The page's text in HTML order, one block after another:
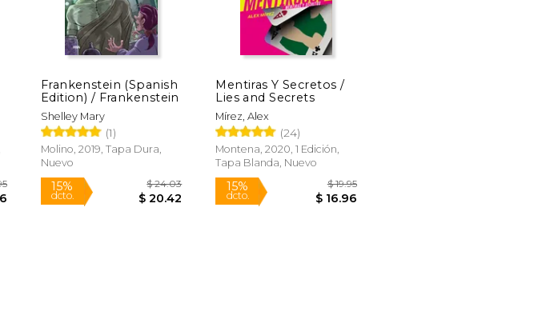
Frankenstein (Spanish
Edition) / Frankenstein
Shelley Mary
(1)
Molino, 2019, Tapa Dura,
Nuevo
Mentiras Y Secretos /
Lies and Secrets
Mírez, Alex
(24)
Montena, 2020, 1 Edición,
Tapa Blanda, Nuevo